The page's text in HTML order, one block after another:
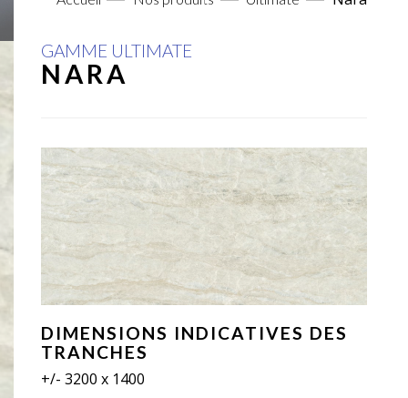
GAMME ULTIMATE
NARA
DIMENSIONS INDICATIVES DES
TRANCHES
+/- 3200 x 1400